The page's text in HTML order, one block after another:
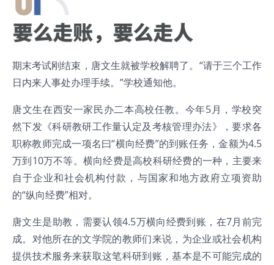
期末考试刚结束，唐文生就被学校解聘了。“请于三个工作
日内来人事处办理手续。”学校通知他。
唐文生在西安一家民办二本高校任教。今年5月，学校突
然下发《科研教研工作量认定及考核管理办法》，要求各
职称教师完成一项名曰“横向经费”的到账任务，金额为4.5
万到10万不等。横向经费是高校科研经费的一种，主要来
自于企业和社会机构付款，与国家和地方政府立项资助
的“纵向经费”相对。
唐文生是助教，需要认领4.5万横向经费到账，在7月前完
成。对他所在的文学院的教师们来说，为企业或社会机构
提供技术服务来获取这笔科研到账，基本是不可能完成的